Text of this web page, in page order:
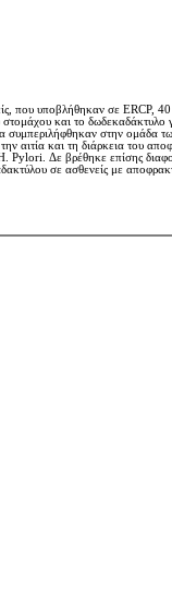
που υποβλήθηκαν σε ERCP,
και το δωδεκαδάκτυλο
στην ομάδα
αιτία και τη διάρκεια του
Pylori. Δε βρέθηκε επίσης
σε ασθενείς με